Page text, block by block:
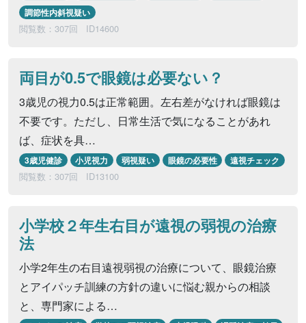
調節性内斜視疑い
閲覧数：307回 ID14600
両目が0.5で眼鏡は必要ない？
3歳児の視力0.5は正常範囲。左右差がなければ眼鏡は
不要です。ただし、日常生活で気になることがあれ
ば、症状を具…
3歳児健診 小児視力 弱視疑い 眼鏡の必要性 遠視チェック
閲覧数：307回 ID13100
小学校２年生右目が遠視の弱視の治療
法
小学2年生の右目遠視弱視の治療について、眼鏡治療
とアイパッチ訓練の方針の違いに悩む親からの相談
と、専門家による…